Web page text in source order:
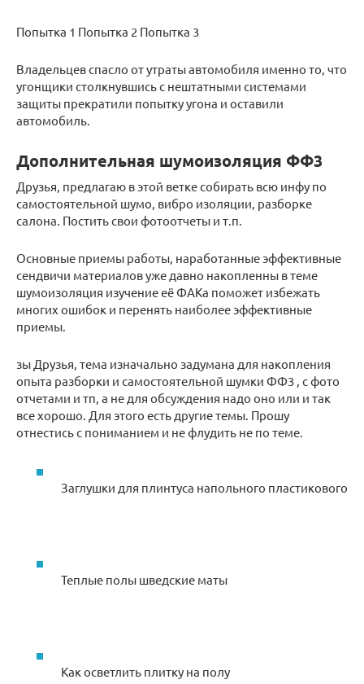
Попытка 1 Попытка 2 Попытка 3
Владельцев спасло от утраты автомобиля именно то, что
угонщики столкнувшись с нештатными системами
защиты прекратили попытку угона и оставили
автомобиль.
Дополнительная шумоизоляция ФФ3
Друзья, предлагаю в этой ветке собирать всю инфу по
самостоятельной шумо, вибро изоляции, разборке
салона. Постить свои фотоотчеты и т.п.
Основные приемы работы, наработанные эффективные
сендвичи материалов уже давно накопленны в теме
шумоизоляция изучение её ФАКа поможет избежать
многих ошибок и перенять наиболее эффективные
приемы.
зы Друзья, тема изначально задумана для накопления
опыта разборки и самостоятельной шумки ФФ3 , с фото
отчетами и тп, а не для обсуждения надо оно или и так
все хорошо. Для этого есть другие темы. Прошу
отнестись с пониманием и не флудить не по теме.
Заглушки для плинтуса напольного пластикового
Теплые полы шведские маты
Как осветлить плитку на полу